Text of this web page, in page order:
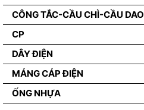
CÔNG TẮC-CẦU CHÌ-CẦU DAO
CP
DÂY ĐIỆN
MÁNG CÁP ĐIỆN
ỐNG NHỰA